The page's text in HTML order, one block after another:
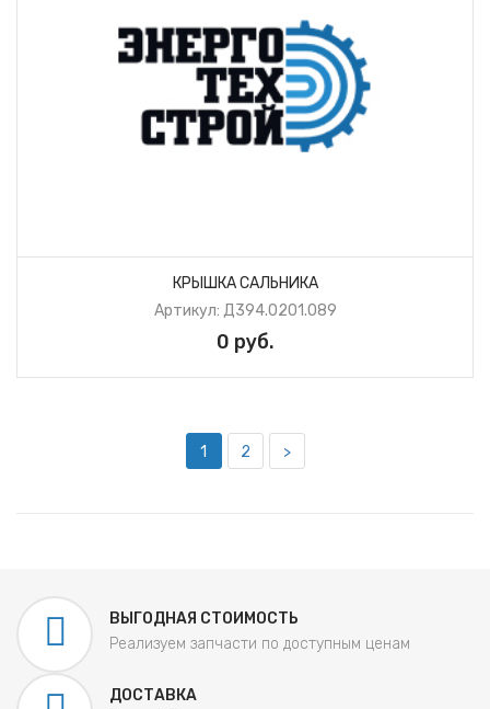
КРЫШКА САЛЬНИКА
Артикул: Д394.0201.089
0 руб.
1 2 >
ВЫГОДНАЯ СТОИМОСТЬ
Реализуем запчасти по доступным ценам
ДОСТАВКА